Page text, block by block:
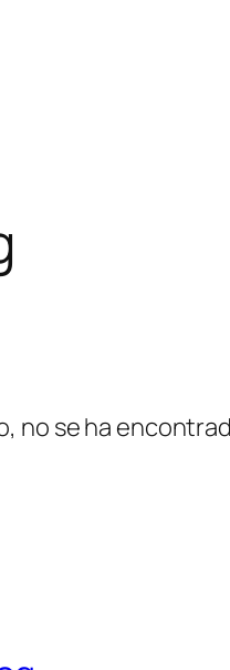
no se ha